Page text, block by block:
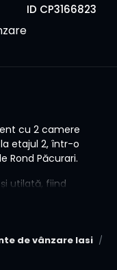
ID CP3166823
de vânzare Iasi
cu 2 camere
etajul 2, într-o
Rond Păcurari.
utilată, fiind
bine gândite